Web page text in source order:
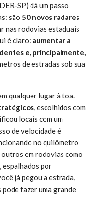
SP) dá um passo
são 50 novos radares
nas rodovias estaduais
é claro: aumentar a
e, principalmente,
de estradas sob sua
qualquer lugar à toa.
, escolhidos com
locais com um
de velocidade é
no quilômetro
em rodovias como
espalhados por
já pegou a estrada,
fazer uma grande